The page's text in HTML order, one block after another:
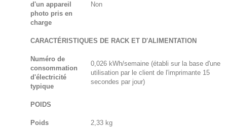
d'un appareil
photo pris en
charge
Non
CARACTÉRISTIQUES DE RACK ET D'ALIMENTATION
Numéro de
consommation
d'électricité
typique
0,026 kWh/semaine (établi sur la base d'une
utilisation par le client de l'imprimante 15
secondes par jour)
POIDS
Poids 2,33 kg